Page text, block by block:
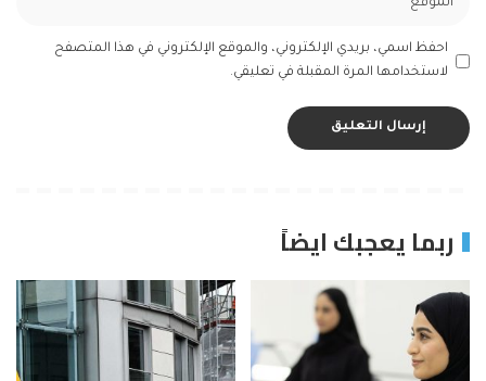
احفظ اسمي، بريدي الإلكتروني، والموقع الإلكتروني في هذا المتصفح
لاستخدامها المرة المقبلة في تعليقي.
ربما يعجبك ايضاً